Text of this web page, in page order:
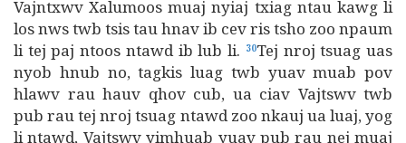
Vajntxwv Xalumoos muaj nyiaj txiag ntau kawg li
los nws twb tsis tau hnav ib cev ris tsho zoo npaum
li tej paj ntoos ntawd ib lub li. 30Tej nroj tsuag uas
nyob hnub no, tagkis luag twb yuav muab pov
hlawv rau hauv qhov cub, ua ciav Vajtswv twb
pub rau tej nroj tsuag ntawd zoo nkauj ua luaj, yog
li ntawd, Vajtswv yimhuab yuav pub rau nej muaj